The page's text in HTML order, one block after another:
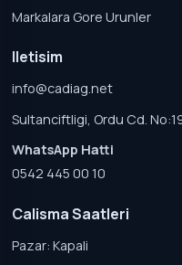
Markalara Gore Urunler
Iletisim
info@cadiag.net
Sultanciftligi, Ordu Cd.
WhatsApp Hatti
0542 445 00 10
Calisma Saatleri
Pazar: Kapali